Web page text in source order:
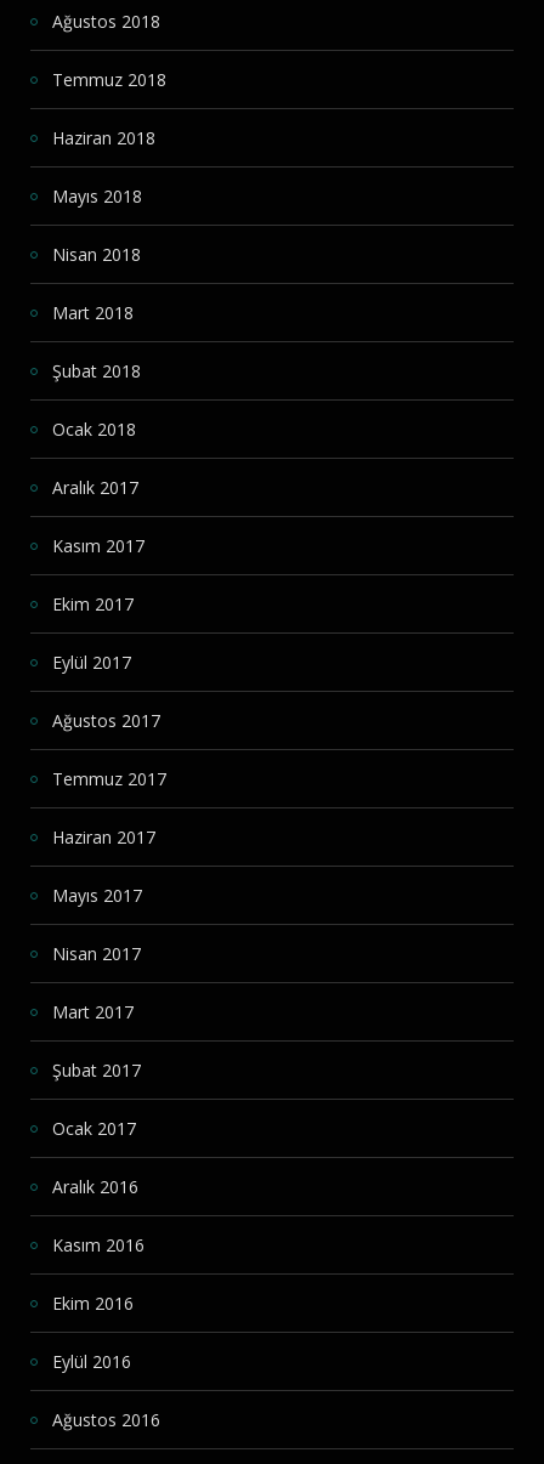
Ağustos 2018
Temmuz 2018
Haziran 2018
Mayıs 2018
Nisan 2018
Mart 2018
Şubat 2018
Ocak 2018
Aralık 2017
Kasım 2017
Ekim 2017
Eylül 2017
Ağustos 2017
Temmuz 2017
Haziran 2017
Mayıs 2017
Nisan 2017
Mart 2017
Şubat 2017
Ocak 2017
Aralık 2016
Kasım 2016
Ekim 2016
Eylül 2016
Ağustos 2016